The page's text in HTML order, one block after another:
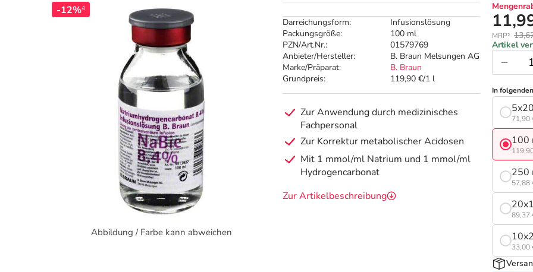
-12%4
Abbildung / Farbe kann abweichen
Darreichungsform:
Infusionslösung
Packungsgröße:
100 ml
PZN/Art.Nr.:
01579769
Anbieter/Hersteller:
B. Braun Melsungen AG
Marke/Präparat:
B. Braun
Grundpreis:
119,90 €/1 l
Zur Anwendung durch medizinisches
Fachpersonal
Zur Korrektur metabolischer Acidosen
Mit 1 mmol/ml Natrium und 1 mmol/ml
Hydrogencarbonat
Zur Artikelbeschreibung
MRP²
Artikel
In
71,90
100
250
57,88
89,37
33,00